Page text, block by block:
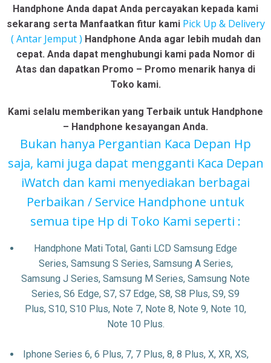
Handphone Anda dapat Anda percayakan kepada kami
sekarang serta Manfaatkan fitur kami Pick Up & Delivery
( Antar Jemput ) Handphone Anda agar lebih mudah dan
cepat. Anda dapat menghubungi kami pada Nomor di
Atas dan dapatkan Promo – Promo menarik hanya di
Toko kami.
Kami selalu memberikan yang Terbaik untuk Handphone
– Handphone kesayangan Anda.
Bukan hanya Pergantian Kaca Depan Hp
saja, kami juga dapat mengganti Kaca Depan
iWatch dan kami menyediakan berbagai
Perbaikan / Service Handphone untuk
semua tipe Hp di Toko Kami seperti :
Handphone Mati Total, Ganti LCD Samsung Edge
Series, Samsung S Series, Samsung A Series,
Samsung J Series, Samsung M Series, Samsung Note
Series, S6 Edge, S7, S7 Edge, S8, S8 Plus, S9, S9
Plus, S10, S10 Plus, Note 7, Note 8, Note 9, Note 10,
Note 10 Plus.
Iphone Series 6, 6 Plus, 7, 7 Plus, 8, 8 Plus, X, XR, XS,